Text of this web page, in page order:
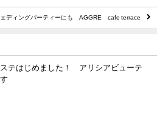
ェディングパーティーにも AGGRE cafe terrace
ステはじめました！ アリシアビューテ